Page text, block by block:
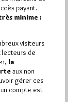
d’informations
payant.
minime :
visiteurs
lecteurs de
la
aux non
gérer ces
compte est